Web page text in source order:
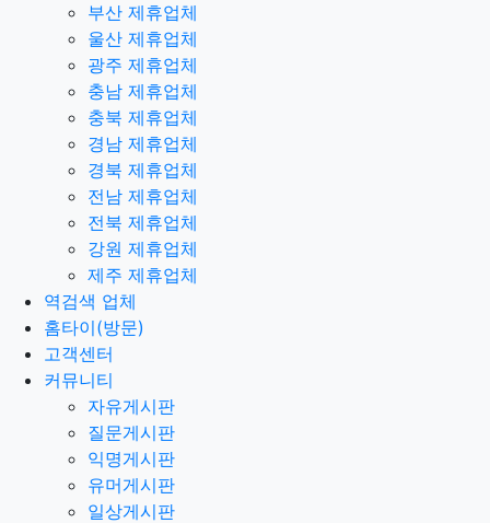
부산 제휴업체
울산 제휴업체
광주 제휴업체
충남 제휴업체
충북 제휴업체
경남 제휴업체
경북 제휴업체
전남 제휴업체
전북 제휴업체
강원 제휴업체
제주 제휴업체
역검색 업체
홈타이(방문)
고객센터
커뮤니티
자유게시판
질문게시판
익명게시판
유머게시판
일상게시판